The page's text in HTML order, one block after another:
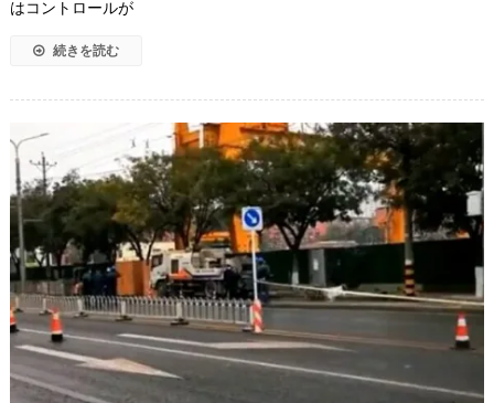
はコントロールが
続きを読む